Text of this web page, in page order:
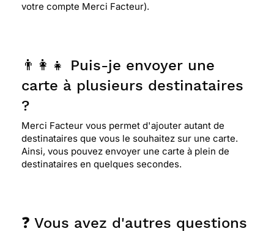
votre compte Merci Facteur).
👨‍👩‍👧 Puis-je envoyer une
carte à plusieurs destinataires
?
Merci Facteur vous permet d'ajouter autant de
destinataires que vous le souhaitez sur une carte.
Ainsi, vous pouvez envoyer une carte à plein de
destinataires en quelques secondes.
❓ Vous avez d'autres questions